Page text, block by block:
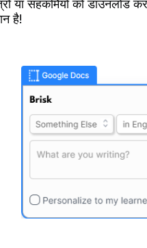
या सहकर्मियों को डाउनलोड
है!